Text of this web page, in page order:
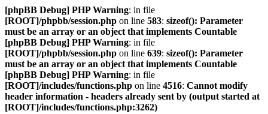
[phpBB Debug] PHP Warning: in file
[ROOT]/phpbb/session.php on line 583: sizeof(): Parameter
must be an array or an object that implements Countable
[phpBB Debug] PHP Warning: in file
[ROOT]/phpbb/session.php on line 639: sizeof(): Parameter
must be an array or an object that implements Countable
[phpBB Debug] PHP Warning: in file
[ROOT]/includes/functions.php on line 4516: Cannot modify
header information - headers already sent by (output started at
[ROOT]/includes/functions.php:3262)